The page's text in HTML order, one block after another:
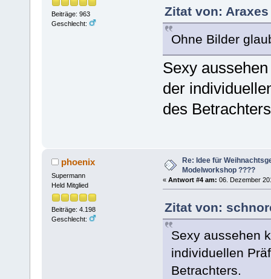
Beiträge: 963
Geschlecht:
Zitat von: Araxes
Ohne Bilder
Sexy
der
des
phoenix
Supermann
Held Mitglied
Beiträge: 4.198
Geschlecht:
Re: Idee für
Modelworkshop ????
« Antwort #4 am: 06. Dezember
Zitat von:
Sexy aussehen
individuellen
Betrachters.